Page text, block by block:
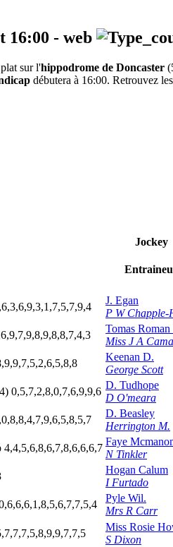
16:00 - web
sur l'hippodrome de Doncaster
débutera à 16:00. Retrouvez
Jockey
J. Egan
P W Chapple-
Tomas
Miss J A
Keenan D.
George Scott
0,5,7,2,8,0,7,6,9,9,6
D. Tudhope
D O'meara
D. Beasley
Herrington M.
4,4,5,6,8,6,7,8,6,6,6,7
Faye
N Tinkler
Hogan Calum
I Furtado
Pyle Wil.
Mrs R Carr
Miss Rosie
S Dixon